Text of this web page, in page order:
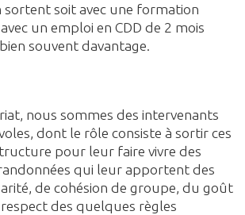
sortent soit avec une formation
un emploi en CDD de 2 mois
souvent davantage.
nous sommes des intervenants
dont le rôle consiste à sortir ces
pour leur faire vivre des
qui leur apportent des
de cohésion de groupe, du goût
des quelques règles